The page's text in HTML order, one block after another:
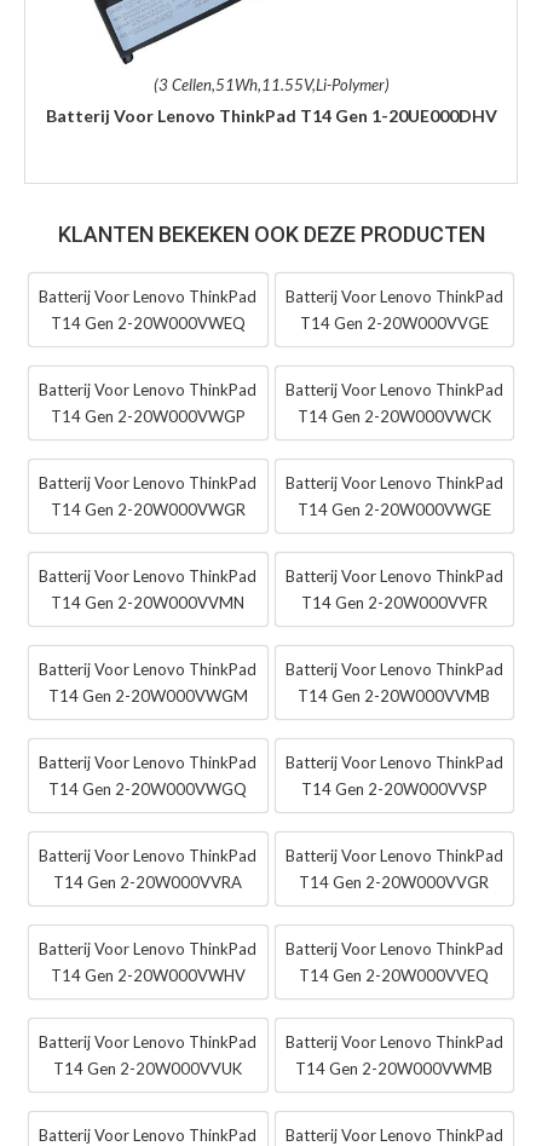
(3 Cellen,51Wh,11.55V,Li-Polymer)
Batterij Voor Lenovo ThinkPad T14 Gen 1-20UE000DHV
KLANTEN BEKEKEN OOK DEZE PRODUCTEN
Batterij Voor Lenovo ThinkPad
T14 Gen 2-20W000VWEQ
Batterij Voor Lenovo ThinkPad
T14 Gen 2-20W000VVGE
Batterij Voor Lenovo ThinkPad
T14 Gen 2-20W000VWGP
Batterij Voor Lenovo ThinkPad
T14 Gen 2-20W000VWCK
Batterij Voor Lenovo ThinkPad
T14 Gen 2-20W000VWGR
Batterij Voor Lenovo ThinkPad
T14 Gen 2-20W000VWGE
Batterij Voor Lenovo ThinkPad
T14 Gen 2-20W000VVMN
Batterij Voor Lenovo ThinkPad
T14 Gen 2-20W000VVFR
Batterij Voor Lenovo ThinkPad
T14 Gen 2-20W000VWGM
Batterij Voor Lenovo ThinkPad
T14 Gen 2-20W000VVMB
Batterij Voor Lenovo ThinkPad
T14 Gen 2-20W000VWGQ
Batterij Voor Lenovo ThinkPad
T14 Gen 2-20W000VVSP
Batterij Voor Lenovo ThinkPad
T14 Gen 2-20W000VVRA
Batterij Voor Lenovo ThinkPad
T14 Gen 2-20W000VVGR
Batterij Voor Lenovo ThinkPad
T14 Gen 2-20W000VWHV
Batterij Voor Lenovo ThinkPad
T14 Gen 2-20W000VVEQ
Batterij Voor Lenovo ThinkPad
T14 Gen 2-20W000VVUK
Batterij Voor Lenovo ThinkPad
T14 Gen 2-20W000VWMB
Batterij Voor Lenovo ThinkPad
Batterij Voor Lenovo ThinkPad